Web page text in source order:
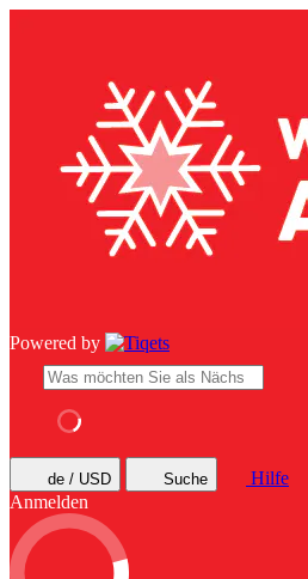
Powered by
de / USD Suche
Hilfe
Anmelden